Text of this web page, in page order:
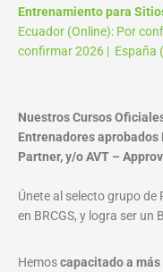
Entrenamiento para
Ecuador (Online): Por
confirmar 2026 | España
Nuestros Cursos
Entrenadores aprobados
Partner, y/o AVT –
Únete al selecto grupo
en BRCGS, y logra ser un
Hemoscapacitado a más